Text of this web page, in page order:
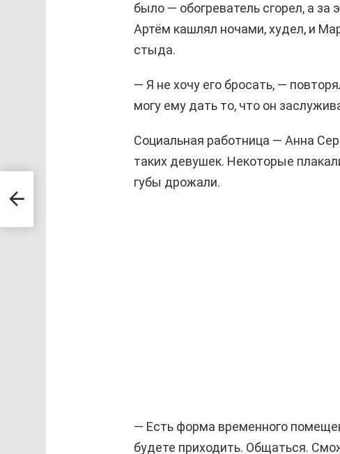
было — обогреватель сгорел, а
Артём кашлял ночами, худел, и
стыда.
— Я не хочу его бросать, —
могу ему дать то, что он
Социальная работница — Анна
таких девушек. Некоторые
губы дрожали.
— Есть форма временного
будете приходить. Общаться.